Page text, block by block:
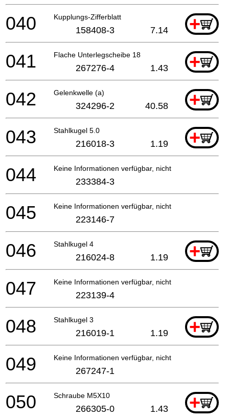
Kupplungs-Zifferblatt +
040 158408-3 7.14
Flache Unterlegscheibe 18 +
041 267276-4 1.43
Gelenkwelle (a) +
042 324296-2 40.58
Stahlkugel 5.0 +
043 216018-3 1.19
Keine Informationen verfügbar, nicht bestellbar
044 233384-3
Keine Informationen verfügbar, nicht bestellbar
045 223146-7
Stahlkugel 4 +
046 216024-8 1.19
Keine Informationen verfügbar, nicht bestellbar
047 223139-4
Stahlkugel 3 +
048 216019-1 1.19
Keine Informationen verfügbar, nicht bestellbar
049 267247-1
Schraube M5X10 +
050 266305-0 1.43